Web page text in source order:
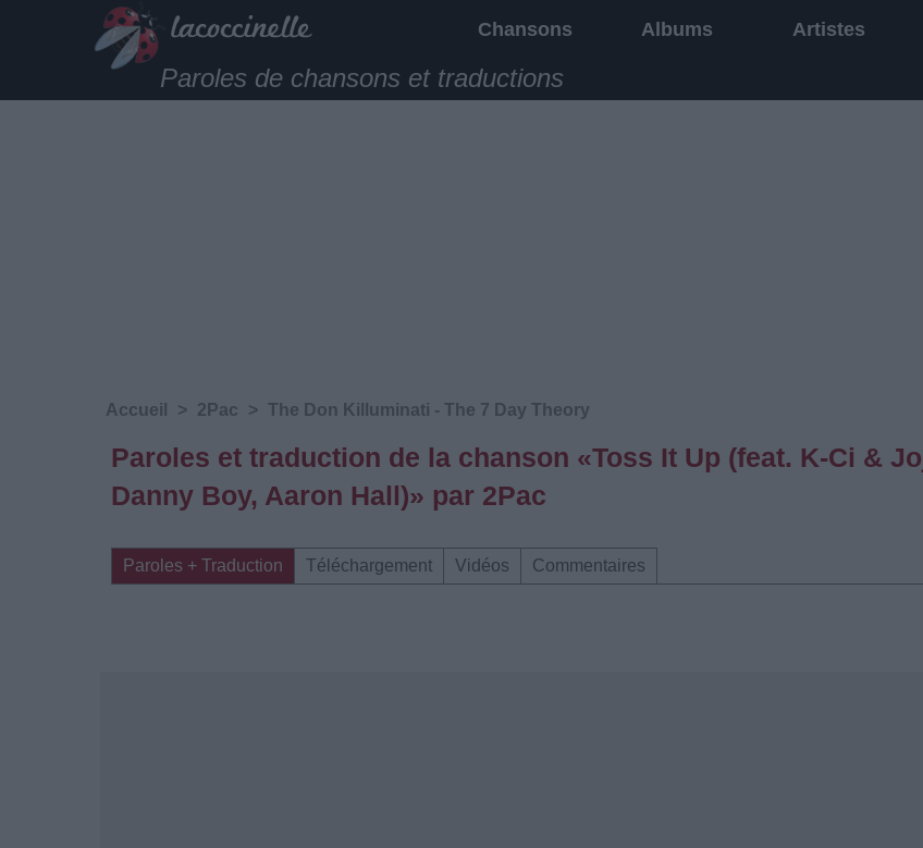
Chansons Albums Artistes
Paroles de chansons et traductions
Accueil > 2Pac > The Don Killuminati - The 7 Day Theory
Paroles et traduction de la chanson «Toss It Up (feat. K-Ci &
Danny Boy, Aaron Hall)» par 2Pac
Paroles + Traduction Téléchargement Vidéos Commentaires